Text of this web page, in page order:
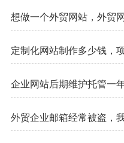
想做一个外贸网站，外贸
定制化网站制作多少钱，
企业网站后期维护托管一
外贸企业邮箱经常被盗，